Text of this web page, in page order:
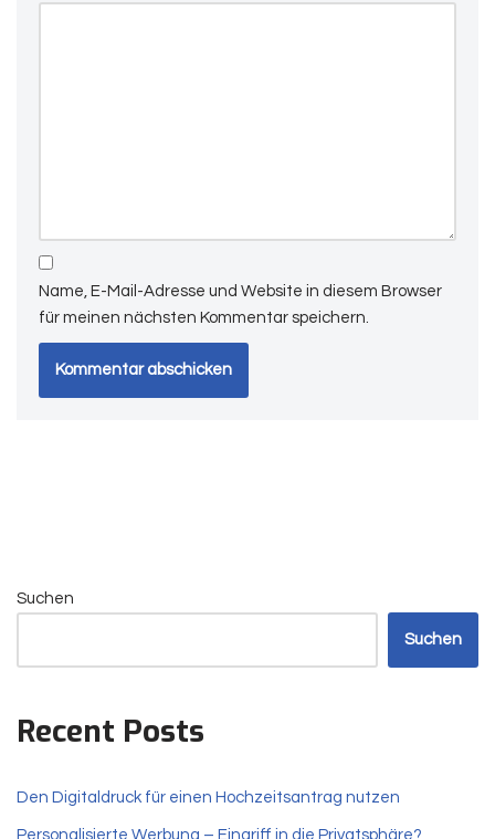
Name, E-Mail-Adresse und Website in diesem Browser
für meinen nächsten Kommentar speichern.
Suchen
Suchen
Recent Posts
Den Digitaldruck für einen Hochzeitsantrag nutzen
Personalisierte Werbung – Eingriff in die Privatsphäre?